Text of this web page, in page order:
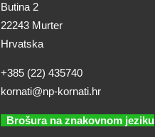
Butina 2
22243 Murter
Hrvatska
+385 (22) 435740
kornati@np-kornati.hr
Brošura na znakovnom jeziku